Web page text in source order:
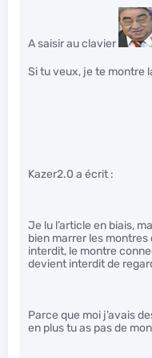
A saisir au clavier
Si tu veux, je te montre
Kazer2.0 a écrit :
Je lu l’article en biais,
bien marrer les
interdit, le montre
devient interdit de
Parce que moi j’avais
en plus tu as pas de